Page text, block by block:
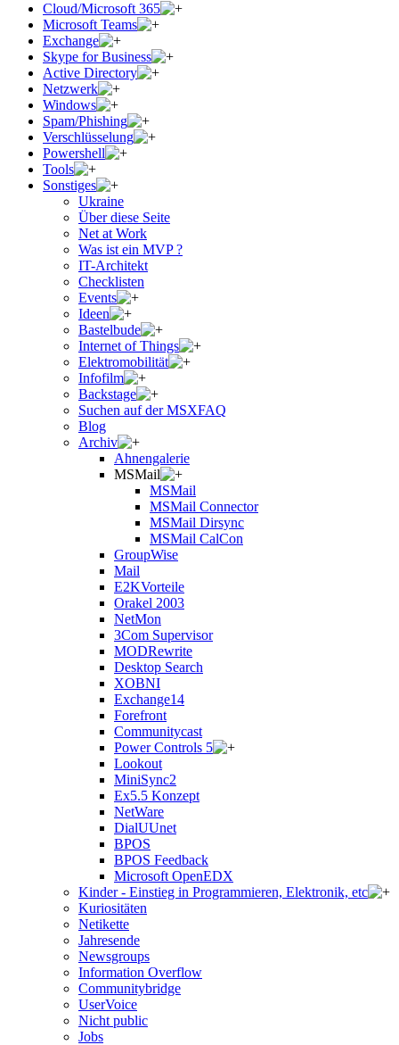
Cloud/Microsoft 365
Microsoft Teams
Exchange
Skype for Business
Active Directory
Netzwerk
Windows
Spam/Phishing
Verschlüsselung
Powershell
Tools
Sonstiges
Ukraine
Über diese Seite
Net at Work
Was ist ein MVP ?
IT-Architekt
Checklisten
Events
Ideen
Bastelbude
Internet of Things
Elektromobilität
Infofilm
Backstage
Suchen auf der MSXFAQ
Blog
Archiv
Ahnengalerie
MSMail
MSMail
MSMail Connector
MSMail Dirsync
MSMail CalCon
GroupWise
Mail
E2KVorteile
Orakel 2003
NetMon
3Com Supervisor
MODRewrite
Desktop Search
XOBNI
Exchange14
Forefront
Communitycast
Power Controls 5
Lookout
MiniSync2
Ex5.5 Konzept
NetWare
DialUUnet
BPOS
BPOS Feedback
Microsoft OpenEDX
Kinder - Einstieg in Programmieren, Elektronik, etc
Kuriositäten
Netikette
Jahresende
Newsgroups
Information Overflow
Communitybridge
UserVoice
Nicht public
Jobs